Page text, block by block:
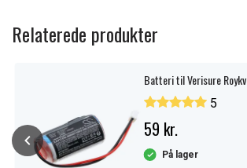
Relaterede produkter
Batteri til Verisure
5
59 kr.
På lager